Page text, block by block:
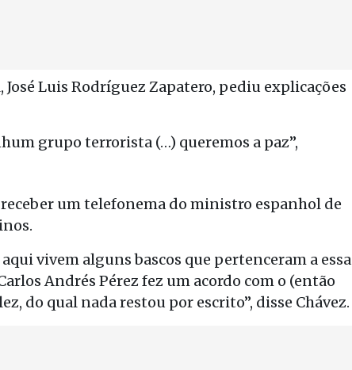
Luis Rodríguez Zapatero, pediu explicações
grupo terrorista (…) queremos a paz”,
um telefonema do ministro espanhol de
vivem alguns bascos que pertenceram a essa
Andrés Pérez fez um acordo com o (então
do qual nada restou por escrito”, disse Chávez.